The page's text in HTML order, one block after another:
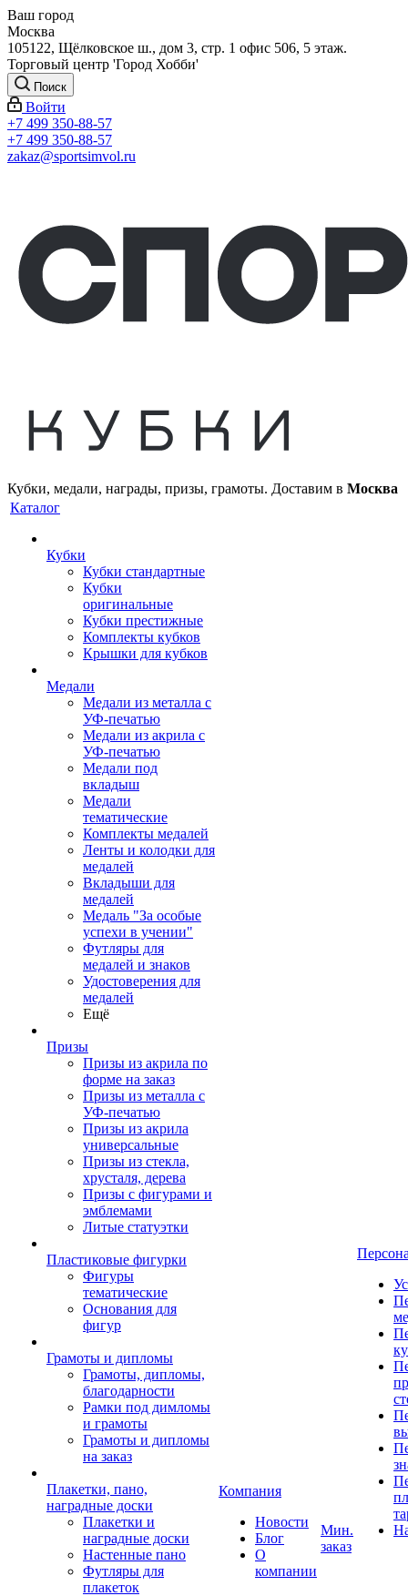
Ваш город
Москва
105122, Щёлковское ш., дом 3, стр. 1 офис 506, 5 этаж.
Торговый центр 'Город Хобби'
Поиск
Войти
+7 499 350-88-57
+7 499 350-88-57
zakaz@sportsimvol.ru
Кубки, медали, награды, призы, грамоты. Доставим в Москва
Каталог
Кубки
Кубки стандартные
Кубки
оригинальные
Кубки престижные
Комплекты кубков
Крышки для кубков
Медали
Медали из металла с
УФ-печатью
Медали из акрила с
УФ-печатью
Медали под
вкладыш
Медали
тематические
Комплекты медалей
Ленты и колодки для
медалей
Вкладыши для
медалей
Медаль "За особые
успехи в учении"
Футляры для
медалей и знаков
Удостоверения для
медалей
Ещё
Призы
Призы из акрила по
форме на заказ
Призы из металла с
УФ-печатью
Призы из акрила
универсальные
Призы из стекла,
хрусталя, дерева
Призы с фигурами и
эмблемами
Литые статуэтки
Пластиковые фигурки
Фигуры
тематические
Основания для
фигур
Грамоты и дипломы
Грамоты, дипломы,
благодарности
Рамки под димломы
и грамоты
Грамоты и дипломы
на заказ
Плакетки, пано,
наградные доски
Плакетки и
наградные доски
Настенные пано
Футляры для
плакеток
Компания
Новости
Блог
О
компании
Мин.
заказ